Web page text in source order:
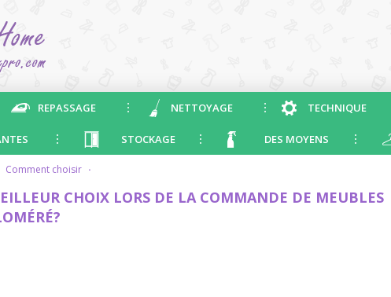
REPASSAGE NETTOYAGE TECHNIQUE
STOCKAGE DES MOYENS
comment choisir ·
CHOIX LORS DE LA COMMANDE DE MEUBLES